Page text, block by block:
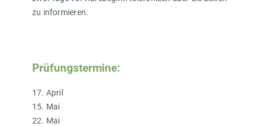
zu informieren.
Prüfungstermine:
17. April
15. Mai
22. Mai